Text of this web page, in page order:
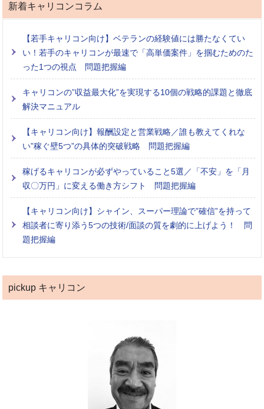
新着キャリコンコラム
【若手キャリコン向け】ベテランの経験値には勝たなくてい
い！若手のキャリコンが最速で「高単価案件」を掴むためのた
った1つの視点 問題把握編
キャリコンの”収益最大化”を実現する10個の戦略的課題と徹底
解決マニュアル
【キャリコン向け】報酬設定と営業戦略／誰も教えてくれな
い”稼ぐ壁5つ”の具体的突破戦略 問題把握編
稼げるキャリコンが必ずやっていること5選／「不安」を「月
収〇万円」に変える働き方シフト 問題把握編
【キャリコン向け】シャイン、スーパー理論で”確信”を持って
相談者に寄り添う5つの技術/面談の質を劇的に上げよう！ 問
題把握編
pickup キャリコン